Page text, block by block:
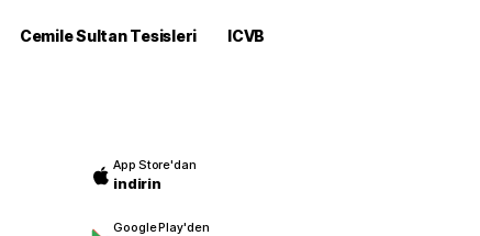
Cemile Sultan Tesisleri
ICVB
App Store'dan
indirin
Google Play'den